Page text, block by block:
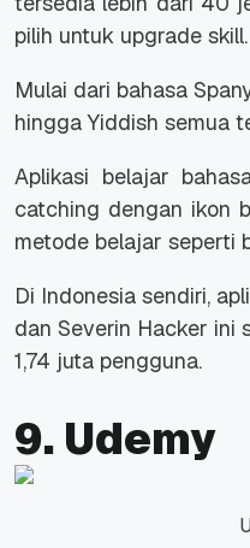
pilih untuk upgrade skill.
Mulai dari bahasa
hingga Yiddish semua
Aplikasi belajar
catching dengan ikon
metode belajar seperti
Di Indonesia sendiri,
dan Severin Hacker ini
1,74 juta pengguna.
9. Udemy